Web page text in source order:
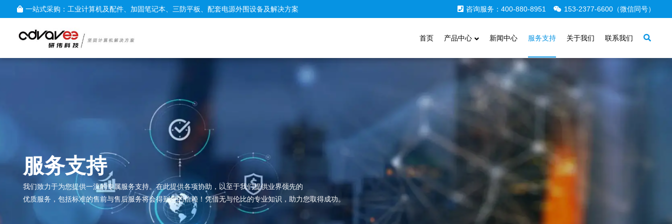
一站式采购：工业计算机及配件、加固笔记本、三防平板、配套电源外围设备及解决方案 咨询服务：400-880-8951 153-2377-6600（微信同号）
首页 产品中心 新闻中心 服务支持 关于我们 联系我们
服务支持
我们致力于为您提供一流的专属服务支持。在此提供各项协助，以至于我们提供业界领先的
优质服务，包括标准的售前与售后服务将会得到您的信赖！凭借无与伦比的专业知识，助力您取得成功。